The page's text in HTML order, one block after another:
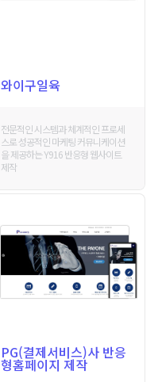
와이구일육
전문적인 시스템과 체계적인 프로세
스로 성공적인 마케팅 커뮤니케이션
을 제공하는 Y916 반응형 웹사이트
제작
PG(결제서비스)사 반응
형홈페이지 제작